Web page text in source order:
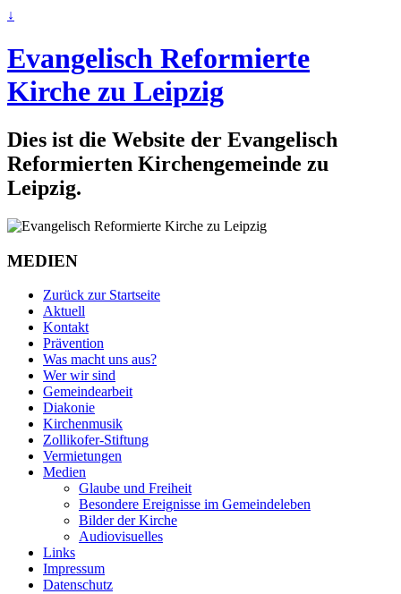
↓
Evangelisch Reformierte
Kirche zu Leipzig
Dies ist die Website der Evangelisch
Reformierten Kirchengemeinde zu
Leipzig.
MEDIEN
Zurück zur Startseite
Aktuell
Kontakt
Prävention
Was macht uns aus?
Wer wir sind
Gemeindearbeit
Diakonie
Kirchenmusik
Zollikofer-Stiftung
Vermietungen
Medien
Glaube und Freiheit
Besondere Ereignisse im Gemeindeleben
Bilder der Kirche
Audiovisuelles
Links
Impressum
Datenschutz